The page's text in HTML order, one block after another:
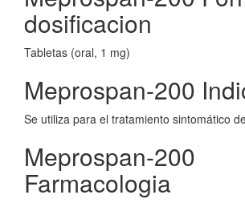
dosificacion
Tabletas (oral, 1 mg)
Meprospan-200
Se utiliza para el tratamiento sintomático
Meprospan-200
Farmacologia